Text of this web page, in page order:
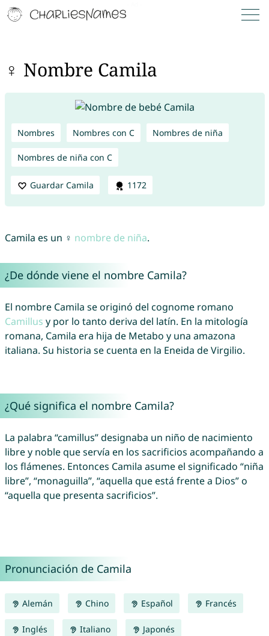
♀ Nombre Camila
Nombres Nombres con C Nombres de niña
Nombres de niña con C
Guardar Camila 1172
Camila es un ♀ nombre de niña.
¿De dónde viene el nombre Camila?
El nombre Camila se originó del cognome romano
Camillus y por lo tanto deriva del latín. En la mitología
romana, Camila era hija de Metabo y una amazona
italiana. Su historia se cuenta en la Eneida de Virgilio.
¿Qué significa el nombre Camila?
La palabra “camillus” designaba un niño de nacimiento
libre y noble que servía en los sacrificios acompañando a
los flámenes. Entonces Camila asume el significado “niña
libre”, “monaguilla”, “aquella que está frente a Dios” o
“aquella que presenta sacrificios”.
Pronunciación de Camila
Alemán Chino Español Francés
Inglés Italiano Japonés